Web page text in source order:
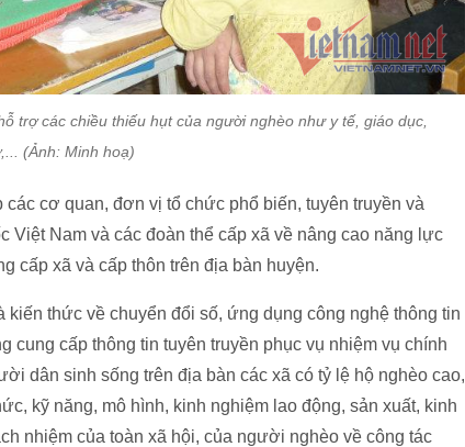
trợ các chiều thiếu hụt của người nghèo như y tế, giáo dục,
(Ảnh: Minh hoạ)
cơ quan, đơn vị tổ chức phổ biến, tuyên truyền và
Việt Nam và các đoàn thể cấp xã về nâng cao năng lực
cấp xã và cấp thôn trên địa bàn huyện.
thức về chuyển đổi số, ứng dụng công nghệ thông tin
cung cấp thông tin tuyên truyền phục vụ nhiệm vụ chính
dân sinh sống trên địa bàn các xã có tỷ lệ hộ nghèo cao,
kỹ năng, mô hình, kinh nghiệm lao động, sản xuất, kinh
nhiệm của toàn xã hội, của người nghèo về công tác